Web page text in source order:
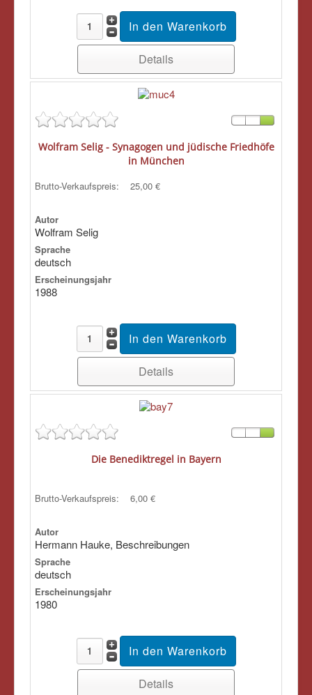
Details
Wolfram Selig - Synagogen und jüdische Friedhöfe
in München
Brutto-Verkaufspreis:
25,00 €
Autor
Wolfram Selig
Sprache
deutsch
Erscheinungsjahr
1988
Details
Die Benediktregel in Bayern
Brutto-Verkaufspreis: 6,00 €
Autor
Hermann Hauke, Beschreibungen
Sprache
deutsch
Erscheinungsjahr
1980
Details